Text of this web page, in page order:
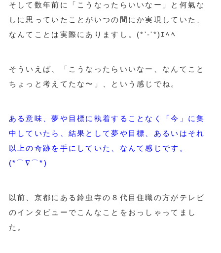
そして数年前に「こうなったらいいなー」と何氣な
しに思っていたことがいつの間にか実現していた、
なんてことは実際にありますし。(*'-'*)ｴﾍﾍ
そういえば、「こうなったらいいなー、なんてこと
ちょっと考えてたな〜」、という感じでね。
ある意味、夢や目標に執着することなく「今」に集
中していたら、結果として夢や目標、あるいはそれ
以上の奇跡を手にしていた、なんて感じです。
(*⌒∇⌒*)
以前、京都にある鈴虫寺の８代目住職の方がテレビ
のインタビューでこんなことをおっしゃってまし
た。